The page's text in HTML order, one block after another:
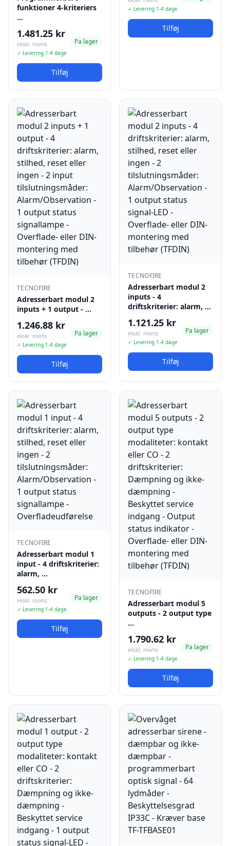
funktioner 4-kriteriers
…
1.481.25 kr
ekskl. moms
✓ Levering 1-4 dage
Pa lager
Tilføj
✓ Levering 1-4 dage
Tilføj
TECNOFIRE
Adresserbart modul 2
inputs + 1 output - …
1.246.88 kr
ekskl. moms
✓ Levering 1-4 dage
Pa lager
Tilføj
TECNOFIRE
Adresserbart modul 2
inputs - 4
driftskriterier: alarm, …
1.121.25 kr
ekskl. moms
✓ Levering 1-4 dage
Pa lager
Tilføj
TECNOFIRE
Adresserbart modul 1
input - 4 driftskriterier:
alarm, …
562.50 kr
ekskl. moms
✓ Levering 1-4 dage
Pa lager
Tilføj
TECNOFIRE
Adresserbart modul 5
outputs - 2 output type
…
1.790.62 kr
ekskl. moms
✓ Levering 1-4 dage
Pa lager
Tilføj